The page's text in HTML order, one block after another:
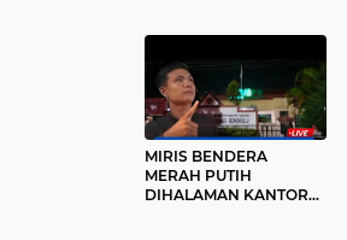
MIRIS BENDERA
MERAH PUTIH
DIHALAMAN KANTOR